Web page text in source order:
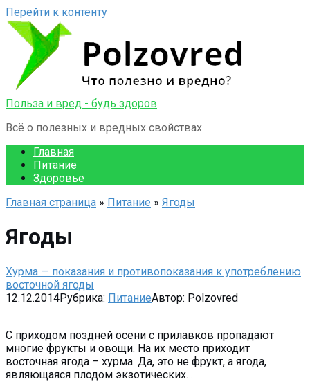
Перейти к контенту
Польза и вред - будь здоров
Всё о полезных и вредных свойствах
Главная
Питание
Здоровье
Главная страница » Питание » Ягоды
Ягоды
Хурма — показания и противопоказания к употреблению
восточной ягоды
12.12.2014Рубрика: ПитаниеАвтор: Polzovred
С приходом поздней осени с прилавков пропадают
многие фрукты и овощи. На их место приходит
восточная ягода – хурма. Да, это не фрукт, а ягода,
являющаяся плодом экзотических…